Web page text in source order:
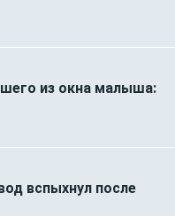
из окна малыша:
вспыхнул после